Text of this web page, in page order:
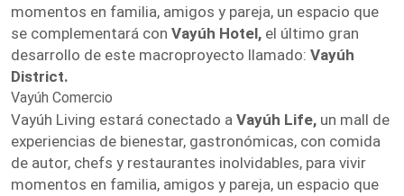
momentos en familia, amigos y pareja, un espacio que
se complementará con Vayúh Hotel, el último gran
desarrollo de este macroproyecto llamado: Vayúh
District.
Vayúh Comercio
Vayúh Living estará conectado a Vayúh Life, un mall de
experiencias de bienestar, gastronómicas, con comida
de autor, chefs y restaurantes inolvidables, para vivir
momentos en familia, amigos y pareja, un espacio que